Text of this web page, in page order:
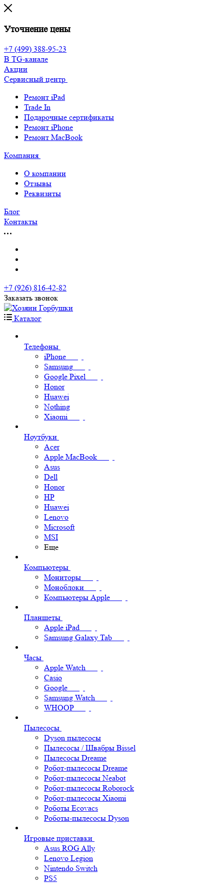
Уточнение цены
+7 (499) 388-95-23
В TG-канале
Акции
Сервисный центр
Ремонт iPad
Trade In
Подарочные сертификаты
Ремонт iPhone
Ремонт MacBook
Компания
О компании
Отзывы
Реквизиты
Блог
Контакты
+7 (926) 816-42-82
Заказать звонок
Каталог
Телефоны
iPhone
Samsung
Google Pixel
Honor
Huawei
Nothing
Xiaomi
Ноутбуки
Acer
Apple MacBook
Asus
Dell
Honor
HP
Huawei
Lenovo
Microsoft
MSI
Еще
Компьютеры
Мониторы
Моноблоки
Компьютеры Apple
Планшеты
Apple iPad
Samsung Galaxy Tab
Часы
Apple Watch
Casio
Google
Samsung Watch
WHOOP
Пылесосы
Dyson пылесосы
Пылесосы / Швабры Bissel
Пылесосы Dreame
Робот-пылесосы Dreame
Робот-пылесосы Neabot
Робот-пылесосы Roborock
Робот-пылесосы Xiaomi
Роботы Ecovacs
Роботы-пылесосы Dyson
Игровые приставки
Asus ROG Ally
Lenovo Legion
Nintendo Switch
PS5